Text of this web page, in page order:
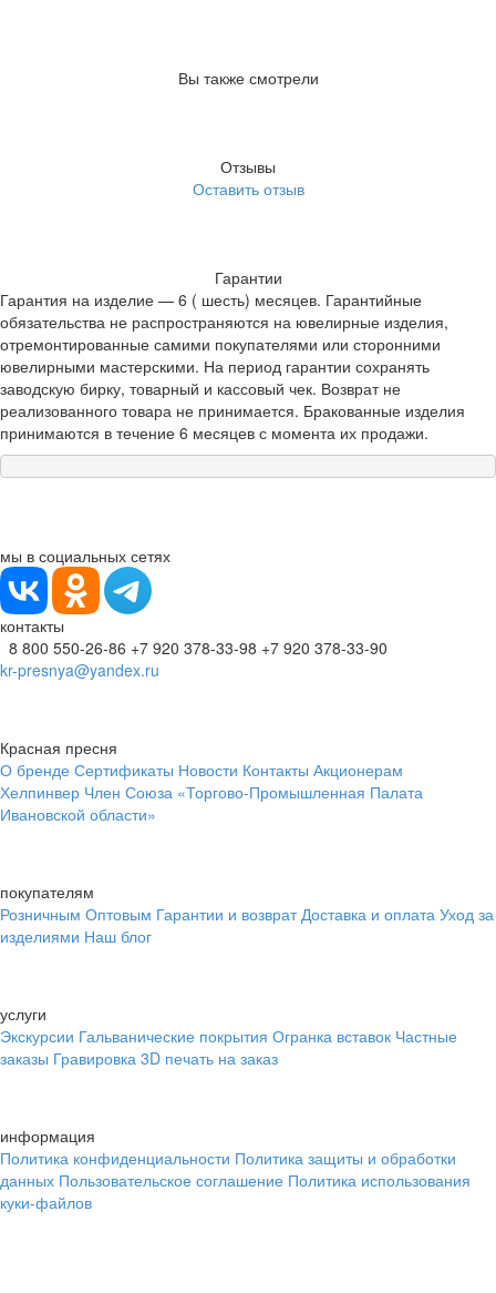
Вы также смотрели
Отзывы
Оставить отзыв
Гарантии
Гарантия на изделие — 6 ( шесть) месяцев. Гарантийные
обязательства не распространяются на ювелирные изделия,
отремонтированные самими покупателями или сторонними
ювелирными мастерскими. На период гарантии сохранять
заводскую бирку, товарный и кассовый чек. Возврат не
реализованного товара не принимается. Бракованные изделия
принимаются в течение 6 месяцев с момента их продажи.
мы в социальных сетях
контакты
8 800 550-26-86 +7 920 378-33-98 +7 920 378-33-90
kr-presnya@yandex.ru
Красная пресня
О бренде Сертификаты Новости Контакты Акционерам
Хелпинвер Член Союза «Торгово-Промышленная Палата
Ивановской области»
покупателям
Розничным Оптовым Гарантии и возврат Доставка и оплата Уход за
изделиями Наш блог
услуги
Экскурсии Гальванические покрытия Огранка вставок Частные
заказы Гравировка 3D печать на заказ
информация
Политика конфиденциальности Политика защиты и обработки
данных Пользовательское соглашение Политика использования
куки-файлов